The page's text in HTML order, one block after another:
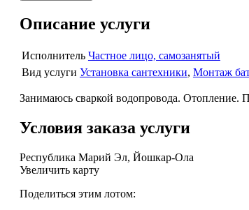
Описание услуги
Исполнитель Частное лицо, самозанятый
Вид услуги Установка сантехники, Монтаж
Занимаюсь сваркой водопровода.
Условия заказа услуги
Республика Марий Эл, Йошкар-Ола
Увеличить карту
Поделиться этим лотом: